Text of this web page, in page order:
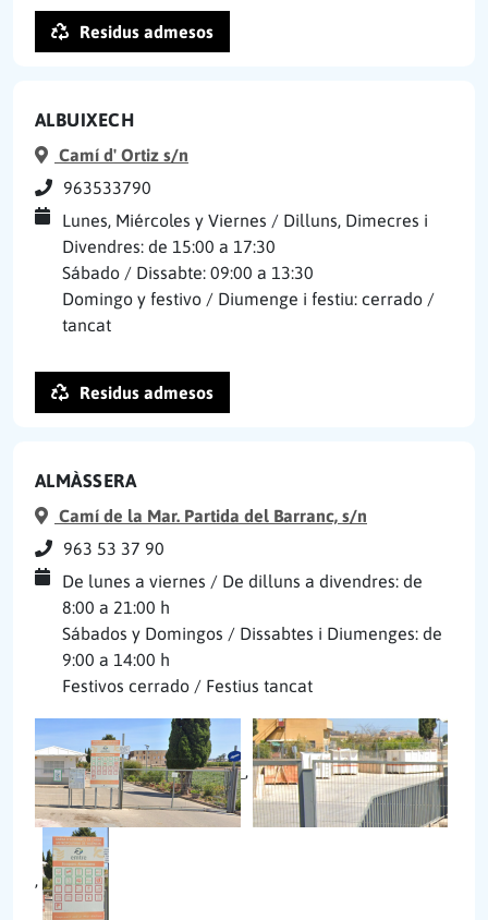
Residus admesos
ALBUIXECH
Camí d' Ortiz s/n
963533790
Lunes, Miércoles y Viernes / Dilluns, Dimecres i
Divendres: de 15:00 a 17:30
Sábado / Dissabte: 09:00 a 13:30
Domingo y festivo / Diumenge i festiu: cerrado /
tancat
Residus admesos
ALMÀSSERA
Camí de la Mar. Partida del Barranc, s/n
963 53 37 90
De lunes a viernes / De dilluns a divendres: de
8:00 a 21:00 h
Sábados y Domingos / Dissabtes i Diumenges: de
9:00 a 14:00 h
Festivos cerrado / Festius tancat
,
,